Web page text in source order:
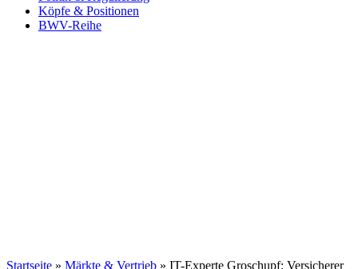
Köpfe & Positionen
BWV-Reihe
Startseite » Märkte & Vertrieb » IT-Experte Groschupf: Versicherer